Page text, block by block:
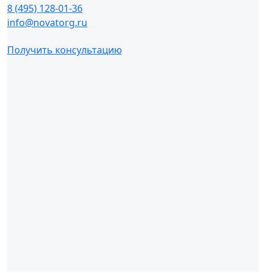
8 (495) 128-01-36
info@novatorg.ru
Получить консультацию